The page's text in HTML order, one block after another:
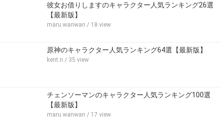
彼女お借りしますのキャラクター人気ランキング26選
【最新版】
maru.wanwan / 18 view
原神のキャラクター人気ランキング64選【最新版】
kent.n / 35 view
チェンソーマンのキャラクター人気ランキング100選
【最新版】
maru.wanwan / 17 view